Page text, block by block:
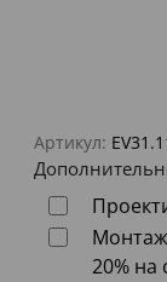
Артикул:
20% на